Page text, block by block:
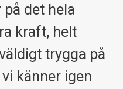
det hela
kraft, helt
trygga på
känner igen